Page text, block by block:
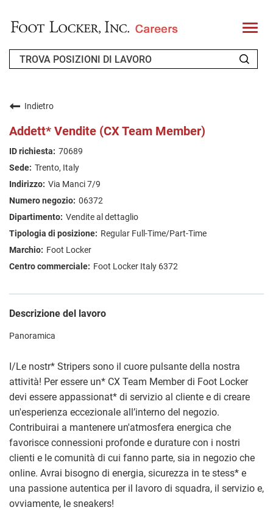
T
o
l
FAQ
CERCA LAVORO
Indietro
Addett* Vendite (CX Team Member)
70689
Trento, Italy
Via Manci 7/9
06372
Vendite al dettaglio
Regular Full-Time/Part-Time
Foot Locker
Foot Locker Italy 6372
Descrizione del lavoro
Panoramica
I/Le nostr* Stripers sono il cuore pulsante della nostra
attività! Per essere un* CX Team Member di Foot Locker
devi essere appassionat* di servizio al cliente e di creare
un'esperienza eccezionale all’interno del negozio.
Contribuirai a mantenere un'atmosfera energica che
favorisce connessioni profonde e durature con i nostri
clienti e le comunità di cui fanno parte, sia in negozio che
online. Avrai bisogno di energia, sicurezza in te stess* e
una passione autentica per il lavoro di squadra, il servizio e,
ovviamente, le sneakers!